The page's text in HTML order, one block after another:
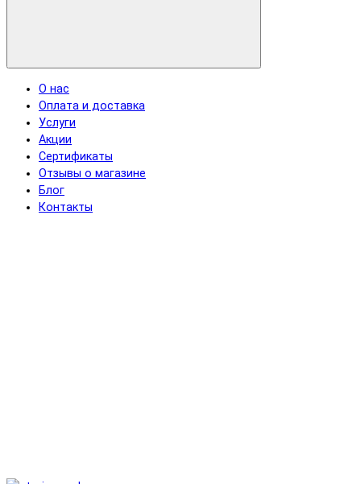
О нас
Оплата и доставка
Услуги
Акции
Сертификаты
Отзывы о магазине
Блог
Контакты